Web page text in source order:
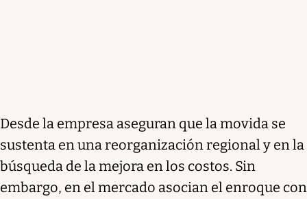
Desde la empresa aseguran que la movida se
sustenta en una reorganización regional y en la
búsqueda de la mejora en los costos. Sin
embargo, en el mercado asocian el enroque con